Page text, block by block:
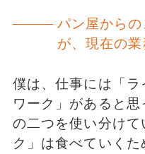
パン屋から
が、現在の業
僕は、仕事には「
ワーク」があると思
の二つを使い分け
ク」は食べていく